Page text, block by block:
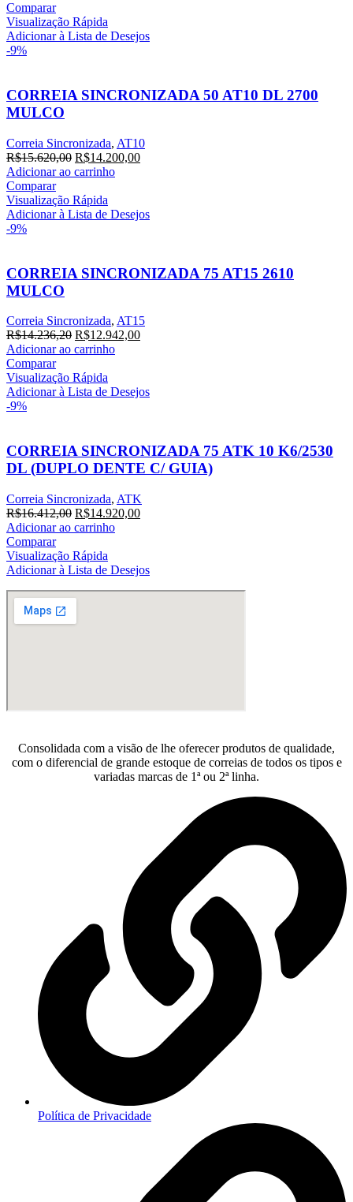
era:
R$14.960,00.R$13.600,00.
Comparar
Visualização Rápida
Adicionar à Lista de Desejos
-9%
CORREIA SINCRONIZADA 50 AT10 DL 2700
MULCO
Correia Sincronizada, AT10
R$15.620,00 O
preço
era:
R$15.620,00.
R$14.200,00O
R$14.200,00.
Adicionar ao carrinho
Comparar
Visualização Rápida
Adicionar à Lista de Desejos
-9%
CORREIA SINCRONIZADA 75 AT15 2610
MULCO
Correia Sincronizada, AT15
R$14.236,20 O
preço
era:
R$14.236,20.
R$12.942,00O
R$12.942,00.
Adicionar ao carrinho
Comparar
Visualização Rápida
Adicionar à Lista de Desejos
-9%
CORREIA SINCRONIZADA 75 ATK 10 K6/2530
DL (DUPLO DENTE C/ GUIA)
Correia Sincronizada, ATK
R$16.412,00 O
preço
era:
R$16.412,00.
R$14.920,00O
R$14.920,00.
Adicionar ao carrinho
Comparar
Visualização Rápida
Adicionar à Lista de Desejos
Consolidada com a visão de lhe oferecer produtos de qualidade,
com o diferencial de grande estoque de correias de todos os tipos e
variadas marcas de 1ª ou 2ª linha.
Política de Privacidade